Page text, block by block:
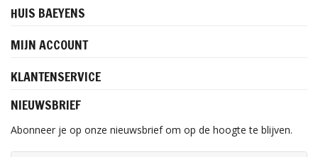
HUIS BAEYENS
MIJN ACCOUNT
KLANTENSERVICE
NIEUWSBRIEF
Abonneer je op onze nieuwsbrief om op de hoogte te blijven.